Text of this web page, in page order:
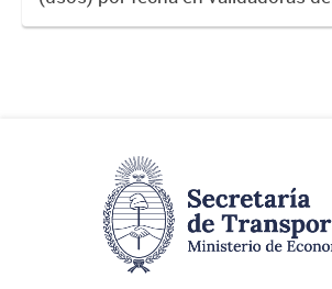
la red SUBE.